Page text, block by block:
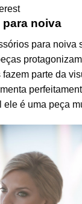
noiva
para noiva
parte da
ele é uma peça